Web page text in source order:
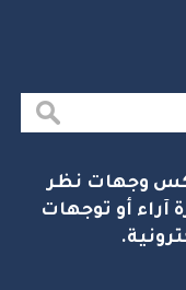
وجهات نظر
آراء أو توجهات